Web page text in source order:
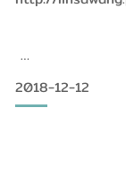
多的鮮豔色彩，很
～
要跟大家分享我最
世主
2018-12-12